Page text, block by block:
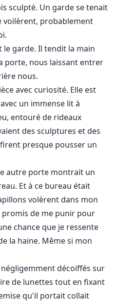
sculpté. Un garde se tenait
voilèrent, probablement
le garde. Il tendit la main
porte, nous laissant entrer
nous.
avec curiosité. Elle est
un immense lit à
entouré de rideaux
des sculptures et des
presque pousser un
autre porte montrait un
Et à ce bureau était
volèrent dans mon
promis de me punir pour
chance que je ressente
la haine. Même si mon
décoiffés sur
de lunettes tout en fixant
qu'il portait collait